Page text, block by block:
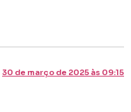
30 de março de 2025 às 09:15